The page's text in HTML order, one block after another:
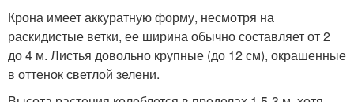
Крона имеет аккуратную форму, несмотря на
раскидистые ветки, ее ширина обычно составляет от 2
до 4 м. Листья довольно крупные (до 12 см), окрашенные
в оттенок светлой зелени.